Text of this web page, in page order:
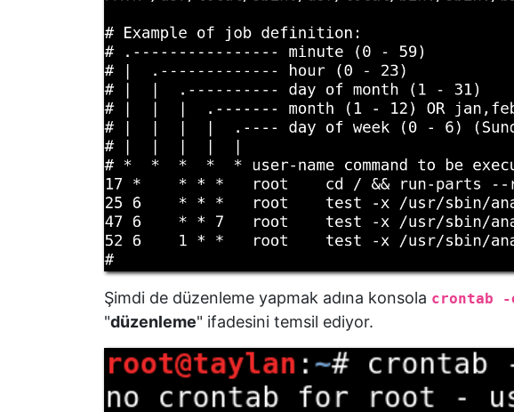
Şimdi de düzenleme yapmak adına konsola crontab -
"düzenleme" ifadesini temsil ediyor.